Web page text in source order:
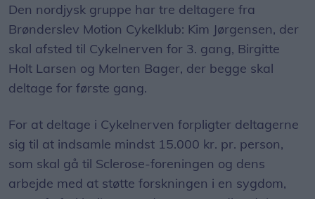
Den nordjysk gruppe har tre deltagere fra
Brønderslev Motion Cykelklub: Kim Jørgensen, der
skal afsted til Cykelnerven for 3. gang, Birgitte
Holt Larsen og Morten Bager, der begge skal
deltage for første gang.
For at deltage i Cykelnerven forpligter deltagerne
sig til at indsamle mindst 15.000 kr. pr. person,
som skal gå til Sclerose-foreningen og dens
arbejde med at støtte forskningen i en sygdom,